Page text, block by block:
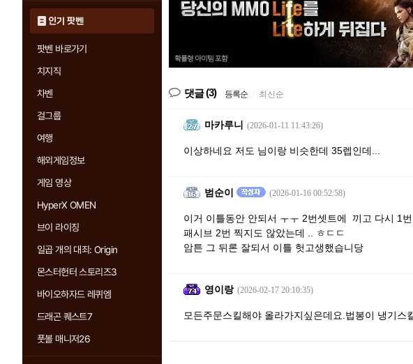
인기 팟벤
팟벤 바로가기
치지직
차벤
걸그룹
여행
해외게임정보
게임 영상
HyperX OMEN
브이 라이징
일곱 개의 대죄: Origin
몬스터헌터 스토리즈3
바이오하자드 레퀴엠
드래곤 퀘스트7
풋볼 매니저26
댓글(3) 등록순 최신순
마카루니 (2026-01-11 11:43:26)
이상하네요 저도 님이랑 비슷한데 35렙인데...
범순이 (2026-01-16 00:52:58)
이거 이틀동안 안되서 ㅜㅜ 2번셋트에 끼고 다시 1
패시브 2번 찍지도 않았는데 .. ㅎㄷㄷ
암튼 그 뒤론 잘되서 이틀 헛고생했습니당
영이랑 (2026-02-17 20:10:35)
모든주문스킬해야 올라가지싶은데요.법봉이 냉기스